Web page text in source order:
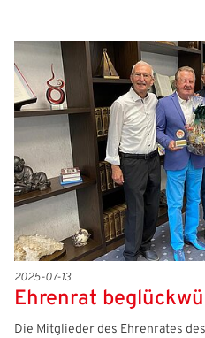
2025-07-13
Ehrenrat
Die Mitglieder des Ehrenrates